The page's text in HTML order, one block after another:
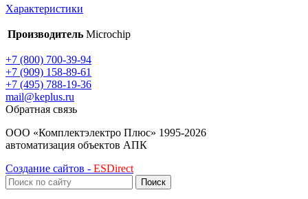
Характеристики
Производитель Microchip
+7 (800) 700-39-94
+7 (909) 158-89-61
+7 (495) 788-19-36
mail@keplus.ru
Обратная связь
ООО «Комплектэлектро Плюс» 1995-2026
автоматизация объектов АПК
Создание сайтов - ESDirect
Поиск